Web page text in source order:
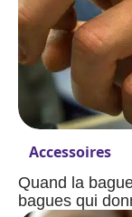
Accessoires
Quand la
bagues qui